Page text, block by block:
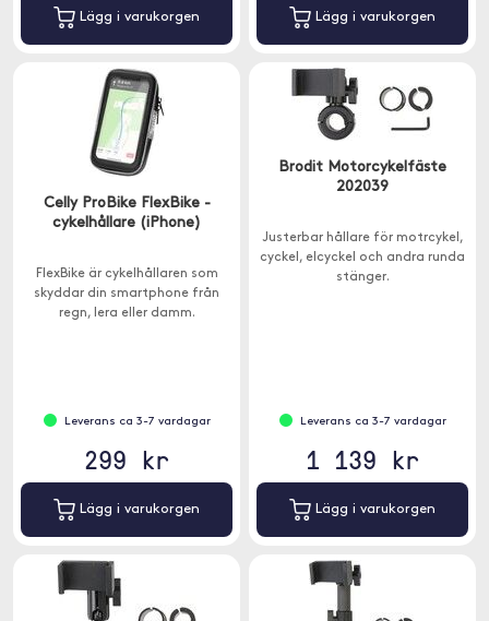
Lägg i varukorgen Lägg i varukorgen
Celly ProBike FlexBike -
cykelhållare (iPhone)
FlexBike är cykelhållaren som
skyddar din smartphone från
regn, lera eller damm.
Leverans ca 3-7 vardagar
299 kr
Lägg i varukorgen
Brodit Motorcykelfäste
202039
Justerbar hållare för motrcykel,
cyckel, elcyckel och andra runda
stänger.
Leverans ca 3-7 vardagar
1 139 kr
Lägg i varukorgen